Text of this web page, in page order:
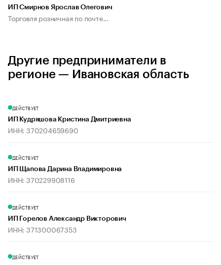
ИП Смирнов Ярослав Олегович
Торговля розничная по почте...
Другие предприниматели в
регионе — Ивановская область
ДЕЙСТВУЕТ
ИП Кудряшова Кристина Дмитриевна
ИНН: 370204659690
ДЕЙСТВУЕТ
ИП Щапова Дарина Владимировна
ИНН: 370229908116
ДЕЙСТВУЕТ
ИП Горелов Александр Викторович
ИНН: 371300067353
ДЕЙСТВУЕТ